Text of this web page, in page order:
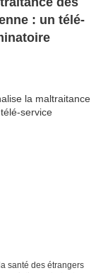
: un télé-
santé des étrangers